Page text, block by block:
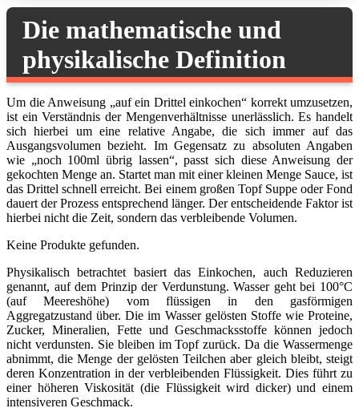
Die mathematische und
physikalische Definition
Um die Anweisung „auf ein Drittel einkochen“ korrekt umzusetzen,
ist ein Verständnis der Mengenverhältnisse unerlässlich. Es handelt
sich hierbei um eine relative Angabe, die sich immer auf das
Ausgangsvolumen bezieht. Im Gegensatz zu absoluten Angaben
wie „noch 100ml übrig lassen“, passt sich diese Anweisung der
gekochten Menge an. Startet man mit einer kleinen Menge Sauce, ist
das Drittel schnell erreicht. Bei einem großen Topf Suppe oder Fond
dauert der Prozess entsprechend länger. Der entscheidende Faktor ist
hierbei nicht die Zeit, sondern das verbleibende Volumen.
Keine Produkte gefunden.
Physikalisch betrachtet basiert das Einkochen, auch Reduzieren
genannt, auf dem Prinzip der Verdunstung. Wasser geht bei 100°C
(auf Meereshöhe) vom flüssigen in den gasförmigen
Aggregatzustand über. Die im Wasser gelösten Stoffe wie Proteine,
Zucker, Mineralien, Fette und Geschmacksstoffe können jedoch
nicht verdunsten. Sie bleiben im Topf zurück. Da die Wassermenge
abnimmt, die Menge der gelösten Teilchen aber gleich bleibt, steigt
deren Konzentration in der verbleibenden Flüssigkeit. Dies führt zu
einer höheren Viskosität (die Flüssigkeit wird dicker) und einem
intensiveren Geschmack.